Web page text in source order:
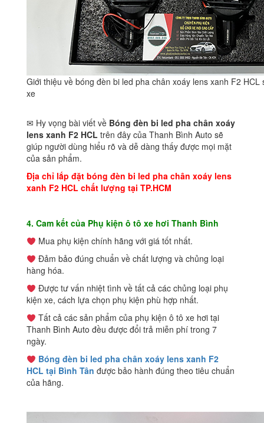
Giới thiệu về bóng đèn bi led pha chân xoáy lens xanh F2 HCL
xe
✉ Hy vọng bài viết về Bóng đèn bi led pha chân xoáy
lens xanh F2 HCL trên đây của Thanh Bình Auto sẽ
giúp người dùng hiểu rõ và dễ dàng thấy được mọi mặt
của sản phẩm.
Địa chỉ lắp đặt bóng đèn bi led pha chân xoáy lens
xanh F2 HCL chất lượng tại TP.HCM
4. Cam kết của Phụ kiện ô tô xe hơi Thanh Bình
Mua phụ kiện chính hãng với giá tốt nhất.
Đảm bảo đúng chuẩn về chất lượng và chủng loại
hàng hóa.
Được tư vấn nhiệt tình về tất cả các chủng loại phụ
kiện xe, cách lựa chọn phụ kiện phù hợp nhất.
Tất cả các sản phẩm của phụ kiện ô tô xe hơi tại
Thanh Bình Auto đều được đổi trả miễn phí trong 7
ngày.
Bóng đèn bi led pha chân xoáy lens xanh F2
HCL tại Bình Tân được bảo hành đúng theo tiêu chuẩn
của hãng.